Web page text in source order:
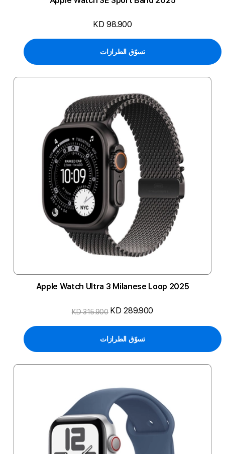
KD 98.900
تسوّق الطرازات
2025 Apple Watch Ultra 3 Milanese Loop
KD 289.900
KD 315.900
تسوّق الطرازات